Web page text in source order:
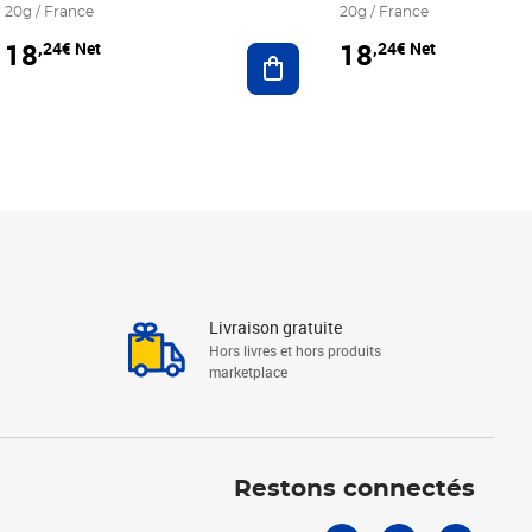
au panier
20g / France
18,24€ Net Ajouter au panier
20g / France
18,24€ Net
Livraison gratuite
Hors livres et hors produits
marketplace
Restons connectés